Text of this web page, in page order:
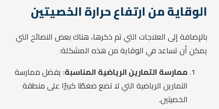
الوقاية من ارتفاع حرارة الخصيتين
بالإضافة إلى العلاجات التي تم ذكرها، هناك بعض النصائح التي
يمكن أن تساعد في الوقاية من هذه المشكلة:
ممارسة التمارين الرياضية المناسبة: يفضل ممارسة
التمارين الرياضية التي لا تضع ضغطًا كبيرًا على منطقة
الخصيتين.